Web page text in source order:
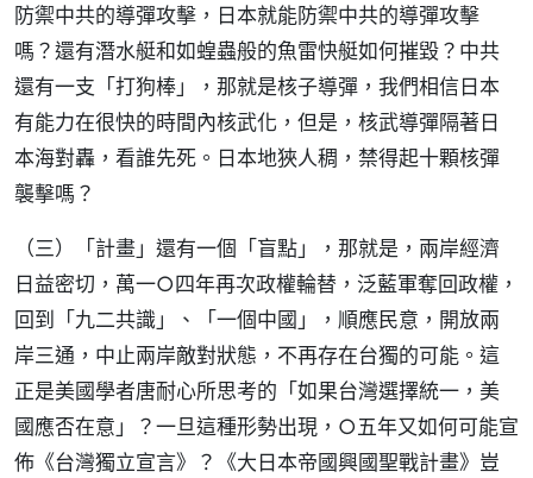
防禦中共的導彈攻擊，日本就能防禦中共的導彈攻擊
嗎？還有潛水艇和如蝗蟲般的魚雷快艇如何摧毀？中共
還有一支「打狗棒」，那就是核子導彈，我們相信日本
有能力在很快的時間內核武化，但是，核武導彈隔著日
本海對轟，看誰先死。日本地狹人稠，禁得起十顆核彈
襲擊嗎？
（三）「計畫」還有一個「盲點」，那就是，兩岸經濟
日益密切，萬一○四年再次政權輪替，泛藍軍奪回政權，
回到「九二共識」、「一個中國」，順應民意，開放兩
岸三通，中止兩岸敵對狀態，不再存在台獨的可能。這
正是美國學者唐耐心所思考的「如果台灣選擇統一，美
國應否在意」？一旦這種形勢出現，○五年又如何可能宣
佈《台灣獨立宣言》？《大日本帝國興國聖戰計畫》豈